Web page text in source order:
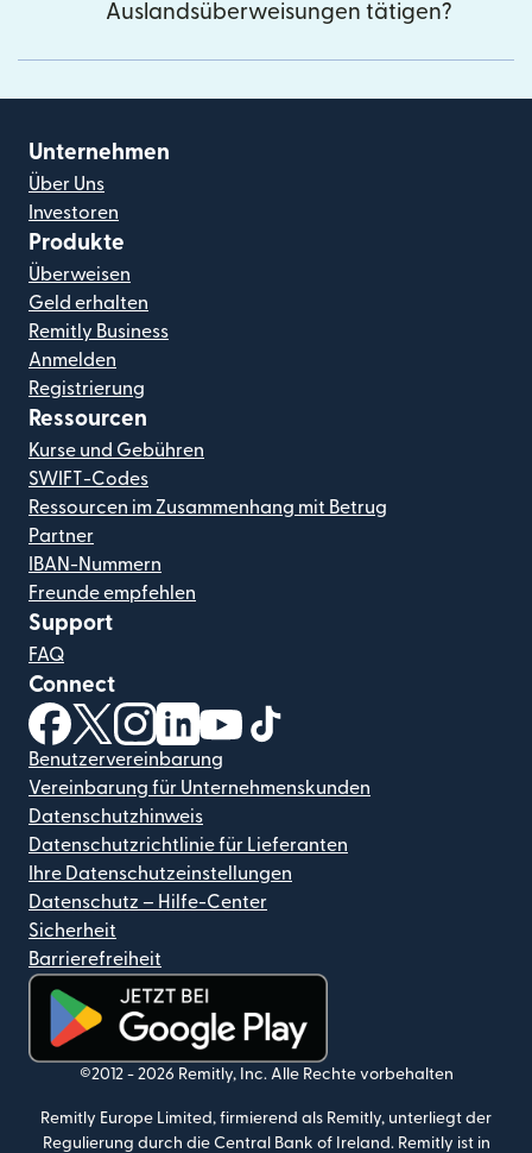
Auslandsüberweisungen tätigen?
Unternehmen
Über Uns
Investoren
Produkte
Überweisen
Geld erhalten
Remitly Business
Anmelden
Registrierung
Ressourcen
Kurse und Gebühren
SWIFT-Codes
Ressourcen im Zusammenhang mit Betrug
Partner
IBAN-Nummern
Freunde empfehlen
Support
FAQ
Connect
(wird in einem neuen Fenster geöffnet)
(wird in einem neuen Fenster geöffnet)
(wird in einem neuen Fenster geöffnet)
(wird in einem neuen Fenster geöffnet)
(wird in einem neuen Fenster
Benutzervereinbarung
Vereinbarung für Unternehmenskunden
Datenschutzhinweis
Datenschutzrichtlinie für Lieferanten
Ihre Datenschutzeinstellungen
Datenschutz – Hilfe-Center
Sicherheit
Barrierefreiheit
(wird in einem neuen Fenster geöffnet)
©2012 - 2026 Remitly, Inc. Alle Rechte vorbehalten
Remitly Europe Limited, firmierend als Remitly, unterliegt der
Regulierung durch die Central Bank of Ireland. Remitly ist in